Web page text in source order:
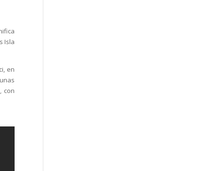
Isla
en
con